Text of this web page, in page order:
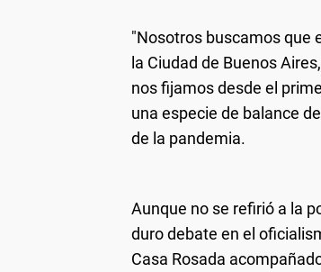
"Nosotros buscamos que
la Ciudad de Buenos
nos fijamos desde el
una especie de balance
de la pandemia.
Aunque no se refirió a la
duro debate en el
Casa Rosada